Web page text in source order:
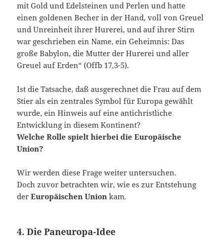
mit Gold und Edelsteinen und Perlen und hatte
einen goldenen Becher in der Hand, voll von Greuel
und Unreinheit ihrer Hurerei, und auf ihrer Stirn
war geschrieben ein Name, ein Geheimnis: Das
große Babylon, die Mutter der Hurerei und aller
Greuel auf Erden“ (Offb 17,3-5).
Ist die Tatsache, daß ausgerechnet die Frau auf dem
Stier als ein zentrales Symbol für Europa gewählt
wurde, ein Hinweis auf eine antichristliche
Entwicklung in diesem Kontinent?
Welche Rolle spielt hierbei die Europäische
Union?
Wir werden diese Frage weiter untersuchen.
Doch zuvor betrachten wir, wie es zur Entstehung
der Europäischen Union kam.
4. Die Paneuropa-Idee